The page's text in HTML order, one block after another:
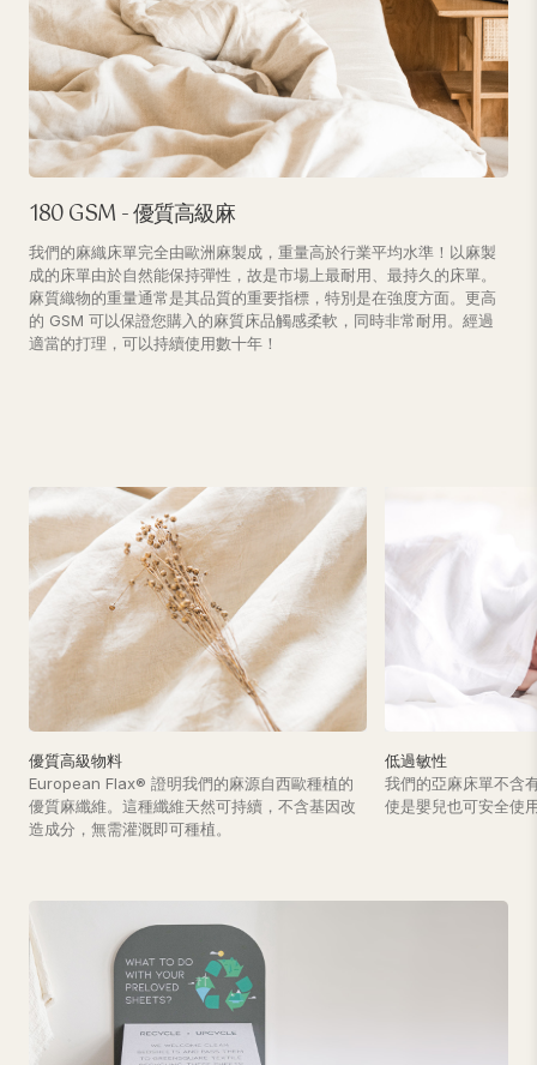
180 GSM - 優質高級麻
我們的麻織床單完全由歐洲麻製成，重量高於行業平均水準！以麻製
成的床單由於自然能保持彈性，故是市場上最耐用、最持久的床單。
麻質織物的重量通常是其品質的重要指標，特別是在強度方面。更高
的 GSM 可以保證您購入的麻質床品觸感柔軟，同時非常耐用。經過
適當的打理，可以持續使用數十年！
優質高級物料
European Flax® 證明我們的麻源自西歐種植的
優質麻纖維。這種纖維天然可持續，不含基因改
造成分，無需灌溉即可種植。
低過敏性
我們的亞麻床單不含
使是嬰兒也可安全使